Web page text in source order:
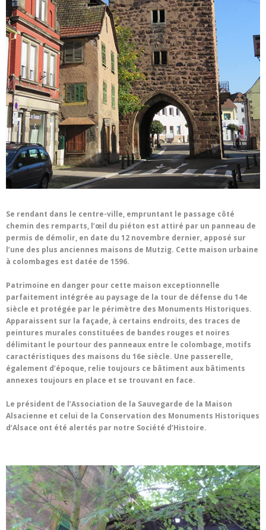
Se rendant dans le centre-ville, empruntant le passage côté
chemin des remparts, l’œil du piéton est attiré par un panneau de
permis de démolir, en date du 12 novembre dernier, apposé sur
l’une des plus anciennes maisons de Mutzig. Cette maison urbaine
à colombages est datée de 1596.
Patrimoine en danger pour cette maison exceptionnelle
parfaitement intégrée au paysage de la tour de défense du 14e
siècle et protégée par le périmètre des Monuments Historiques.
Apparaissent sur la façade, à certains endroits, des traces de
peintures murales constituées de bandes rouges et noires
délimitant le pourtour des panneaux entre le colombage, motifs
caractéristiques des maisons du 16e siècle. Une passerelle,
également d’époque, relie toujours ce bâtiment aux bâtiments
annexes toujours en place et se trouvant en face.
Le président de l’Association de la Sauvegarde de la Maison
Alsacienne et celui de la Conservation des Monuments Historiques
d’Alsace ont été alertés par notre Société d’Histoire.